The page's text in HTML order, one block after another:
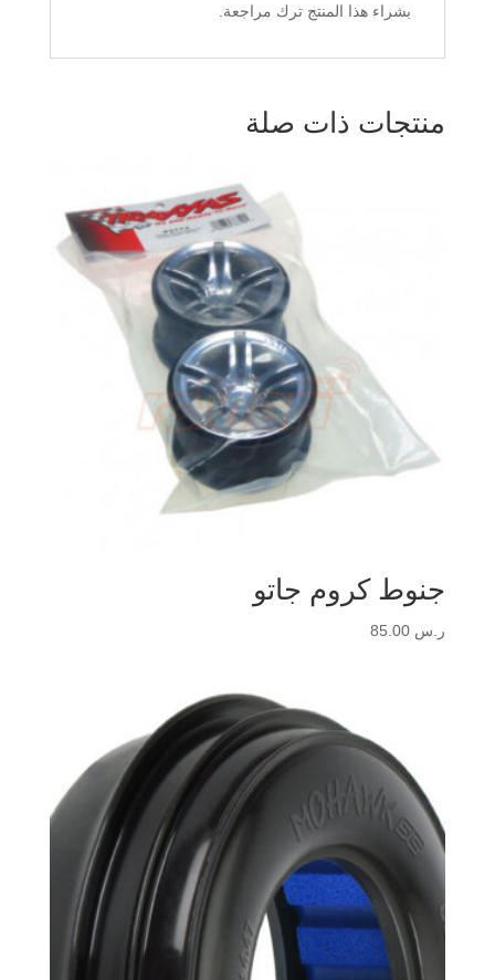
بشراء هذا المنتج ترك مراجعة.
منتجات ذات صلة
جنوط كروم جاتو
ر.س